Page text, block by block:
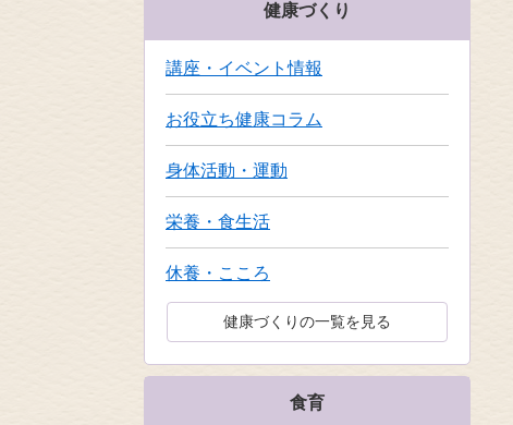
健康づくり
講座・イベント情報
お役立ち健康コラム
身体活動・運動
栄養・食生活
休養・こころ
健康づくりの一覧を見る
食育